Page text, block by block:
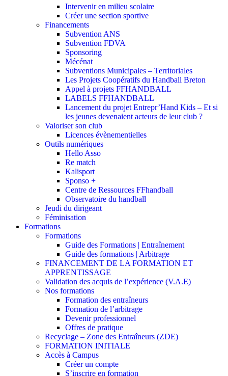
Intervenir en milieu scolaire
Créer une section sportive
Financements
Subvention ANS
Subvention FDVA
Sponsoring
Mécénat
Subventions Municipales – Territoriales
Les Projets Coopératifs du Handball Breton
Appel à projets FFHANDBALL
LABELS FFHANDBALL
Lancement du projet Entrepr’Hand Kids – Et si
les jeunes devenaient acteurs de leur club ?
Valoriser son club
Licences évènementielles
Outils numériques
Hello Asso
Re match
Kalisport
Sponso +
Centre de Ressources FFhandball
Observatoire du handball
Jeudi du dirigeant
Féminisation
Formations
Formations
Guide des Formations | Entraînement
Guide des formations | Arbitrage
FINANCEMENT DE LA FORMATION ET
APPRENTISSAGE
Validation des acquis de l’expérience (V.A.E)
Nos formations
Formation des entraîneurs
Formation de l’arbitrage
Devenir professionnel
Offres de pratique
Recyclage – Zone des Entraîneurs (ZDE)
FORMATION INITIALE
Accès à Campus
Créer un compte
S’inscrire en formation